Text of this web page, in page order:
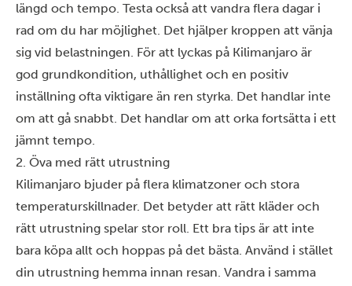
längd och tempo. Testa också att vandra flera dagar i
rad om du har möjlighet. Det hjälper kroppen att vänja
sig vid belastningen. För att lyckas på Kilimanjaro är
god grundkondition, uthållighet och en positiv
inställning ofta viktigare än ren styrka. Det handlar inte
om att gå snabbt. Det handlar om att orka fortsätta i ett
jämnt tempo.
2. Öva med rätt utrustning
Kilimanjaro bjuder på flera klimatzoner och stora
temperaturskillnader. Det betyder att rätt kläder och
rätt utrustning spelar stor roll. Ett bra tips är att inte
bara köpa allt och hoppas på det bästa. Använd i stället
din utrustning hemma innan resan. Vandra i samma